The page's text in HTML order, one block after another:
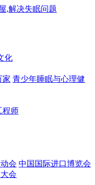
化
家 青少年睡眠与心理健
程师
会 中国国际进口博览会
会